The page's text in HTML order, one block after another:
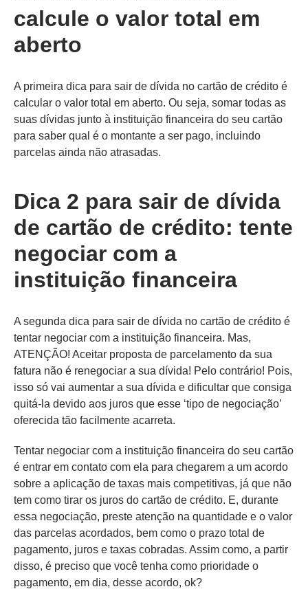
calcule o valor total em
aberto
A primeira dica para sair de dívida no cartão de crédito é
calcular o valor total em aberto. Ou seja, somar todas as
suas dívidas junto à instituição financeira do seu cartão
para saber qual é o montante a ser pago, incluindo
parcelas ainda não atrasadas.
Dica 2 para sair de dívida
de cartão de crédito: tente
negociar com a
instituição financeira
A segunda dica para sair de dívida no cartão de crédito é
tentar negociar com a instituição financeira. Mas,
ATENÇÃO! Aceitar proposta de parcelamento da sua
fatura não é renegociar a sua dívida! Pelo contrário! Pois,
isso só vai aumentar a sua dívida e dificultar que consiga
quitá-la devido aos juros que esse ‘tipo de negociação’
oferecida tão facilmente acarreta.
Tentar negociar com a instituição financeira do seu cartão
é entrar em contato com ela para chegarem a um acordo
sobre a aplicação de taxas mais competitivas, já que não
tem como tirar os juros do cartão de crédito. E, durante
essa negociação, preste atenção na quantidade e o valor
das parcelas acordados, bem como o prazo total de
pagamento, juros e taxas cobradas. Assim como, a partir
disso, é preciso que você tenha como prioridade o
pagamento, em dia, desse acordo, ok?